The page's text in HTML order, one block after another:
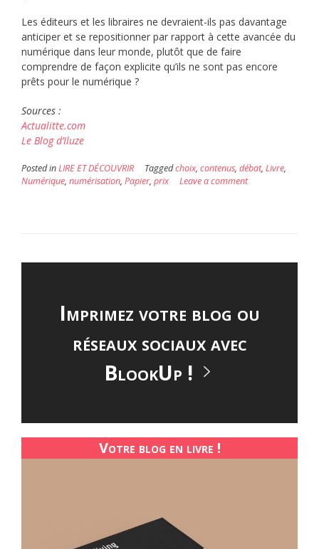
Les éditeurs et les libraires ne devraient-ils pas davantage
anticiper et se repositionner par rapport à cette avancée du
numérique dans leur monde, plutôt que de faire
comprendre de façon explicite qu’ils ne sont pas encore
prêts pour le numérique ?
Sources :
Actualitte.com
Le Blog d’Iluze
Posted inLIRE ET DÉCOUVRIR Taggedchoix, contenus, débat, Livre,
Numérique, numérisation, Papier, prix Leave a comment
Imprimez votre blog ou
réseaux sociaux avec
BlookUp !
Votre blog en livre !